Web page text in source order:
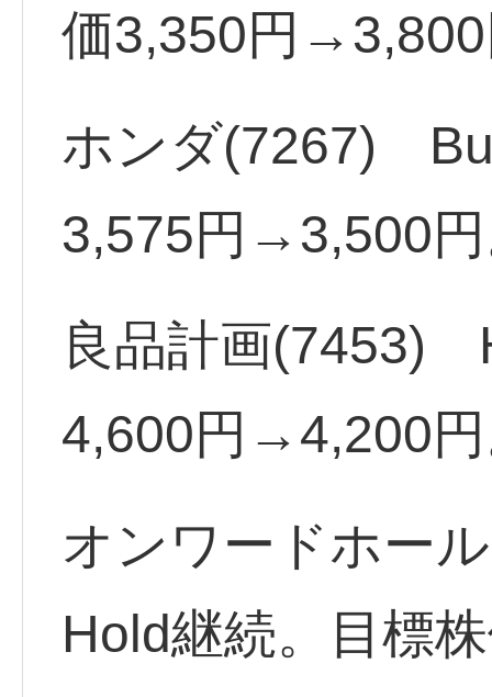
価3,350円
ホンダ(7267)
3,575円→3,500
良品計画(7453)
4,600円→4,200
オンワードホー
Hold継続。目標